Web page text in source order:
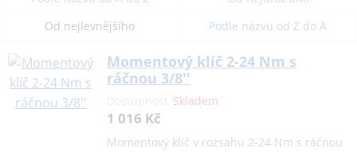
Od nejlevnějšího
Podle názvu od Z do A
Momentový klíč 2-24 Nm s
ráčnou 3/8''
Skladem
1 016 Kč
Momentový klíč v rozsahu 2-24 Nm s ráčnou